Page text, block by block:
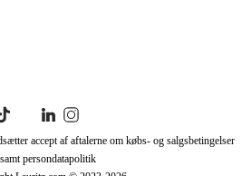
accept af aftalerne om købs- og salgsbetingelser
samt persondatapolitik